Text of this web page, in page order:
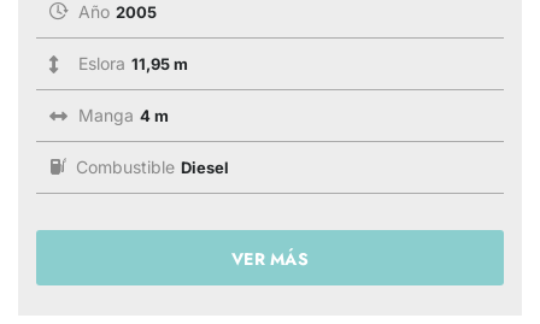
Año 2005
Eslora 11,95 m
Manga 4 m
Combustible Diesel
VER MÁS